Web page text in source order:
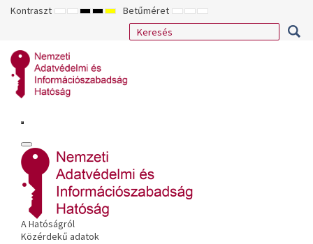
Kontraszt ALAPÉRTELMEZETT
ÉJSZAKAI
NAGY
KONTRASZTÚ
NAGY
KONTRASZTÚ
NAGY
KONTRASZTÚ
SÁRGA
FEKETE
Betűméret KISEBB
BETŰTÍPUS
ALAPÉRTELMEZETT
BETŰMÉRET
NAGYOBB
BETŰMÉRET
A Hatóságról
Közérdekű adatok